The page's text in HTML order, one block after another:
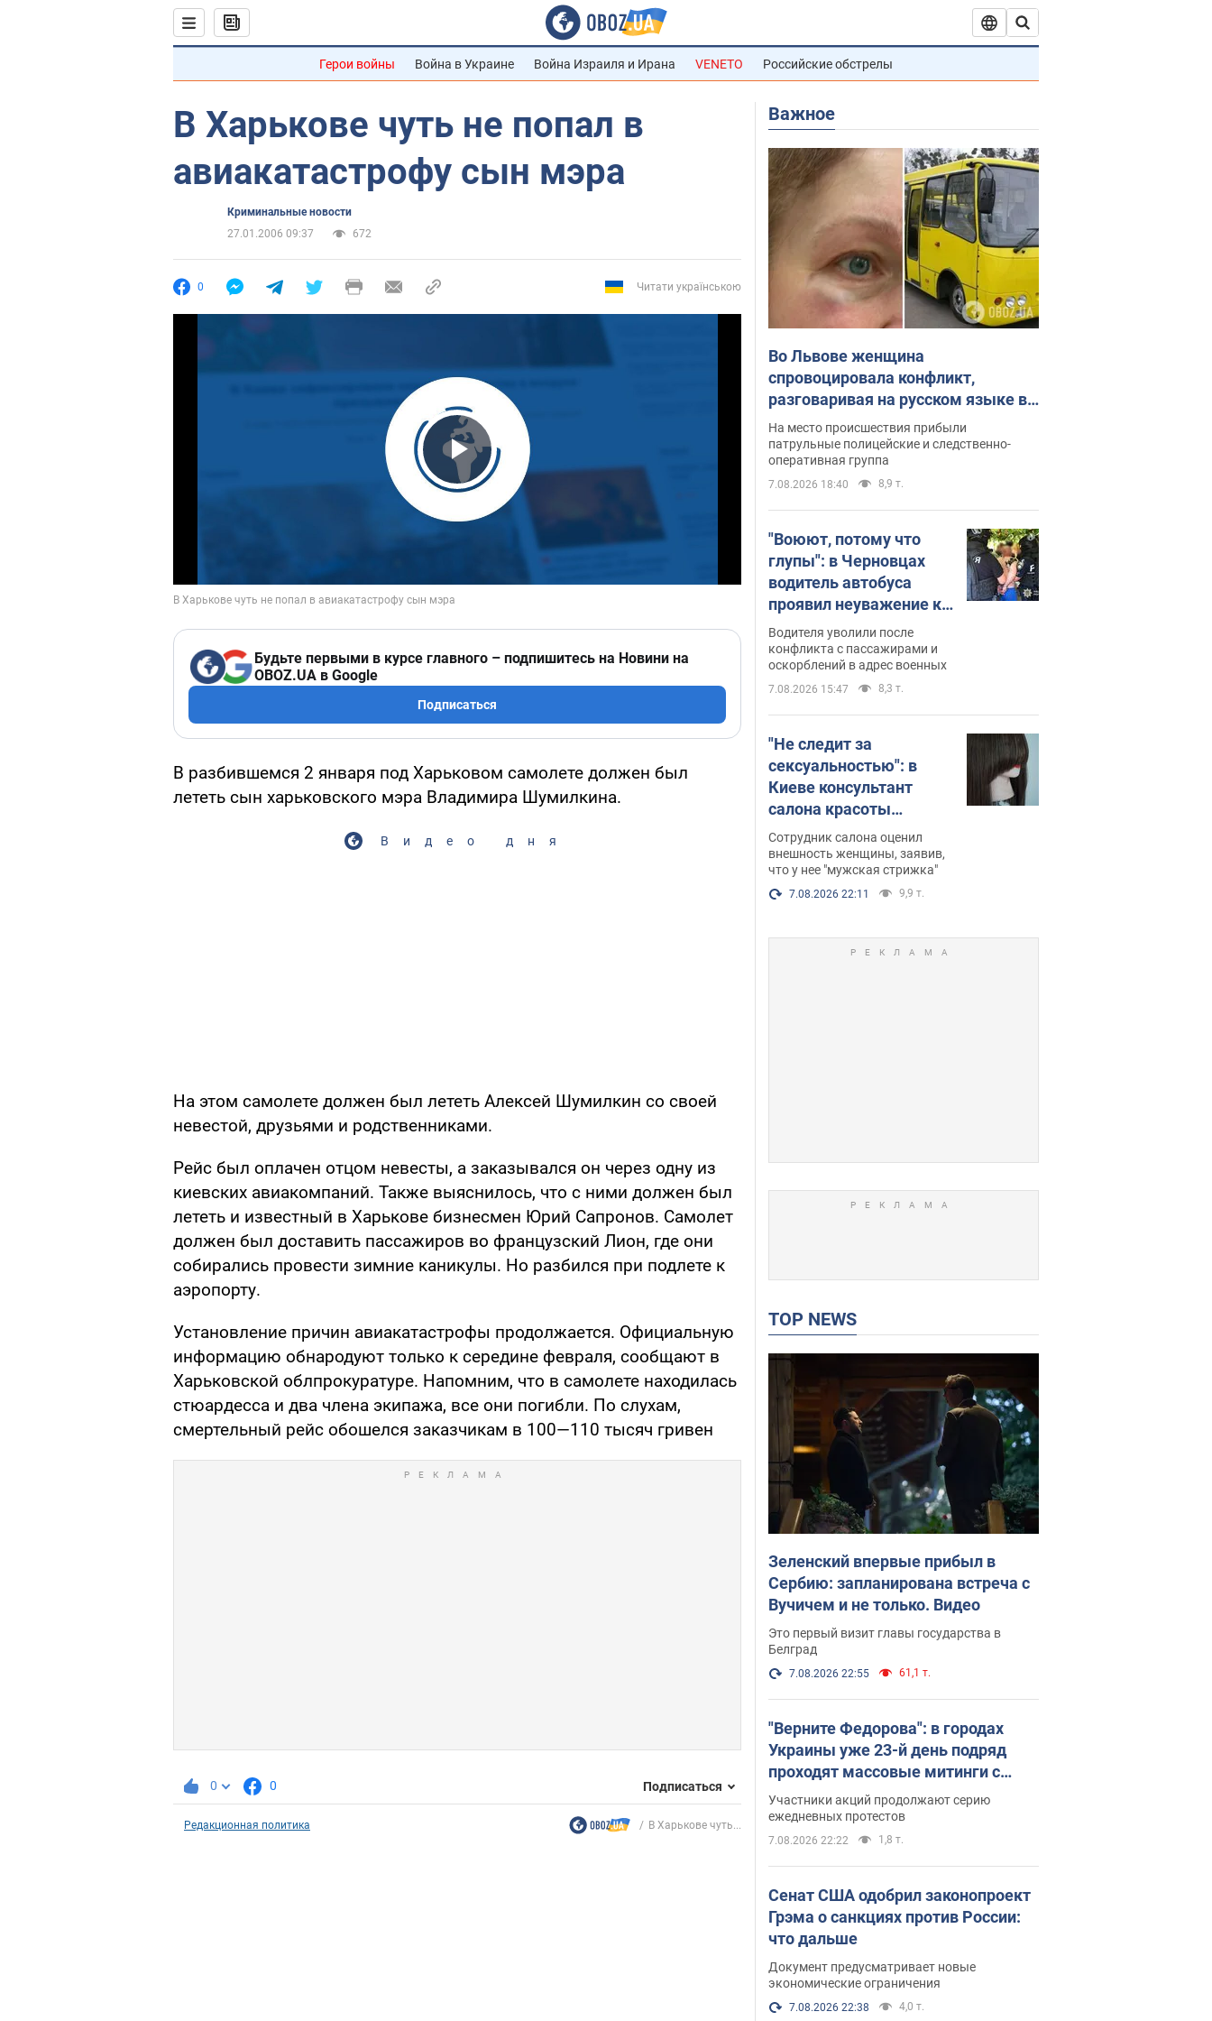
Герои войны Война в Украине Война Израиля и Ирана VENETO Российские обстрелы
В Харькове чуть не попал в
авиакатастрофу сын мэра
Криминальные новости
27.01.2006 09:37
672
0 Читати українською
Play Video
Будьте первыми в курсе главного – подпишитесь на Новини на
OBOZ.UA в Google
Подписаться
В разбившемся 2 января под Харьковом самолете должен был
лететь сын харьковского мэра Владимира Шумилкина.
Видео дня
На этом самолете должен был лететь Алексей Шумилкин со своей
невестой, друзьями и родственниками.
Рейс был оплачен отцом невесты, а заказывался он через одну из
киевских авиакомпаний. Также выяснилось, что с ними должен был
лететь и известный в Харькове бизнесмен Юрий Сапронов. Самолет
должен был доставить пассажиров во французский Лион, где они
собирались провести зимние каникулы. Но разбился при подлете к
аэропорту.
Установление причин авиакатастрофы продолжается. Официальную
информацию обнародуют только к середине февраля, сообщают в
Харьковской облпрокуратуре. Напомним, что в самолете находилась
стюардесса и два члена экипажа, все они погибли. По слухам,
смертельный рейс обошелся заказчикам в 100—110 тысяч гривен
0 0 Подписаться
Редакционная политика В Харькове чуть...
Важное
Во Львове женщина
спровоцировала конфликт,
разговаривая на русском языке в
маршрутке: полиция составила
административный протокол.
Видео
На место происшествия прибыли
патрульные полицейские и следственно-
оперативная группа
7.08.2026 18:40 8,9 т.
"Воюют, потому что
глупы": в Черновцах
водитель автобуса
проявил неуважение к
украинским военным и
поплатился за это.
Видео
Водителя уволили после
конфликта с пассажирами и
оскорблений в адрес военных
7.08.2026 15:47 8,3 т.
"Не следит за
сексуальностью": в
Киеве консультант
салона красоты
оскорбил женщину
после химиотерапии,
разгорелся скандал.
Фото
Сотрудник салона оценил
внешность женщины, заявив,
что у нее "мужская стрижка"
7.08.2026 22:11 9,9 т.
TOP NEWS
Зеленский впервые прибыл в
Сербию: запланирована встреча с
Вучичем и не только. Видео
Это первый визит главы государства в
Белград
7.08.2026 22:55 61,1 т.
"Верните Федорова": в городах
Украины уже 23-й день подряд
проходят массовые митинги с
плакатами. Фото и видео
Участники акций продолжают серию
ежедневных протестов
7.08.2026 22:22 1,8 т.
Сенат США одобрил законопроект
Грэма о санкциях против России:
что дальше
Документ предусматривает новые
экономические ограничения
7.08.2026 22:38 4,0 т.